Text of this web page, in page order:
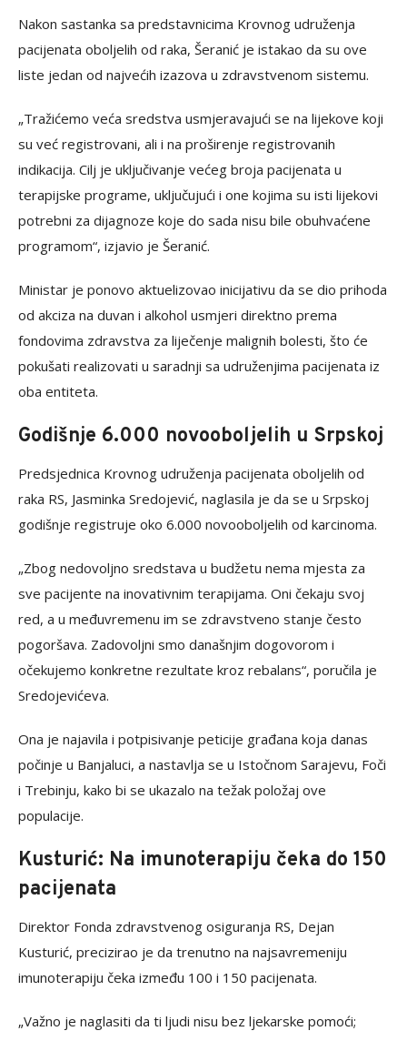
Nakon sastanka sa predstavnicima Krovnog udruženja
pacijenata oboljelih od raka, Šeranić je istakao da su ove
liste jedan od najvećih izazova u zdravstvenom sistemu.
„Tražićemo veća sredstva usmjeravajući se na lijekove koji
su već registrovani, ali i na proširenje registrovanih
indikacija. Cilj je uključivanje većeg broja pacijenata u
terapijske programe, uključujući i one kojima su isti lijekovi
potrebni za dijagnoze koje do sada nisu bile obuhvaćene
programom“, izjavio je Šeranić.
Ministar je ponovo aktuelizovao inicijativu da se dio prihoda
od akciza na duvan i alkohol usmjeri direktno prema
fondovima zdravstva za liječenje malignih bolesti, što će
pokušati realizovati u saradnji sa udruženjima pacijenata iz
oba entiteta.
Godišnje 6.000 novooboljelih u Srpskoj
Predsjednica Krovnog udruženja pacijenata oboljelih od
raka RS, Jasminka Sredojević, naglasila je da se u Srpskoj
godišnje registruje oko 6.000 novooboljelih od karcinoma.
„Zbog nedovoljno sredstava u budžetu nema mjesta za
sve pacijente na inovativnim terapijama. Oni čekaju svoj
red, a u međuvremenu im se zdravstveno stanje često
pogoršava. Zadovoljni smo današnjim dogovorom i
očekujemo konkretne rezultate kroz rebalans“, poručila je
Sredojevićeva.
Ona je najavila i potpisivanje peticije građana koja danas
počinje u Banjaluci, a nastavlja se u Istočnom Sarajevu, Foči
i Trebinju, kako bi se ukazalo na težak položaj ove
populacije.
Kusturić: Na imunoterapiju čeka do 150
pacijenata
Direktor Fonda zdravstvenog osiguranja RS, Dejan
Kusturić, precizirao je da trenutno na najsavremeniju
imunoterapiju čeka između 100 i 150 pacijenata.
„Važno je naglasiti da ti ljudi nisu bez ljekarske pomoći;